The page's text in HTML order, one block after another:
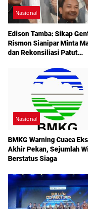
Nasional
Edison Tamba: Sikap
Rismon Sianipar Minta
dan Rekonsiliasi Patut
Nasional
BMKG Warning Cuaca
Akhir Pekan, Sejumlah
Berstatus Siaga